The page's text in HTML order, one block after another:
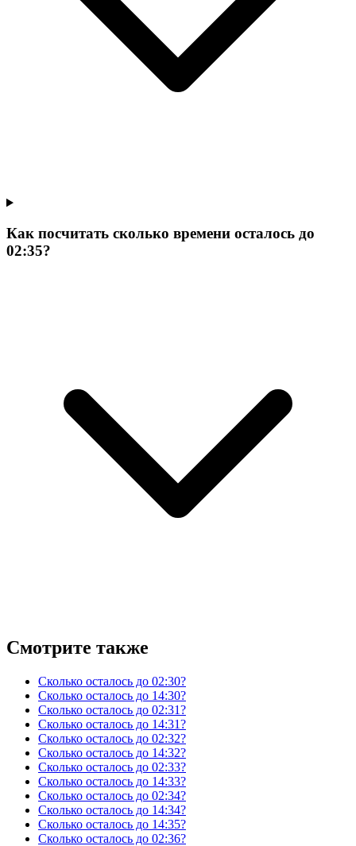
Как посчитать сколько времени осталось до
02:35?
Смотрите также
Сколько осталось до 02:30?
Сколько осталось до 14:30?
Сколько осталось до 02:31?
Сколько осталось до 14:31?
Сколько осталось до 02:32?
Сколько осталось до 14:32?
Сколько осталось до 02:33?
Сколько осталось до 14:33?
Сколько осталось до 02:34?
Сколько осталось до 14:34?
Сколько осталось до 14:35?
Сколько осталось до 02:36?